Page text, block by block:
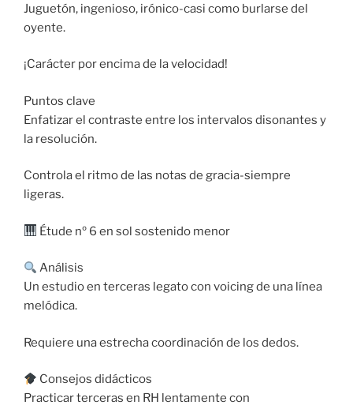
Juguetón, ingenioso, irónico-casi como burlarse del
oyente.
¡Carácter por encima de la velocidad!
Puntos clave
Enfatizar el contraste entre los intervalos disonantes y
la resolución.
Controla el ritmo de las notas de gracia-siempre
ligeras.
Étude nº 6 en sol sostenido menor
Análisis
Un estudio en terceras legato con voicing de una línea
melódica.
Requiere una estrecha coordinación de los dedos.
Consejos didácticos
Practicar terceras en RH lentamente con